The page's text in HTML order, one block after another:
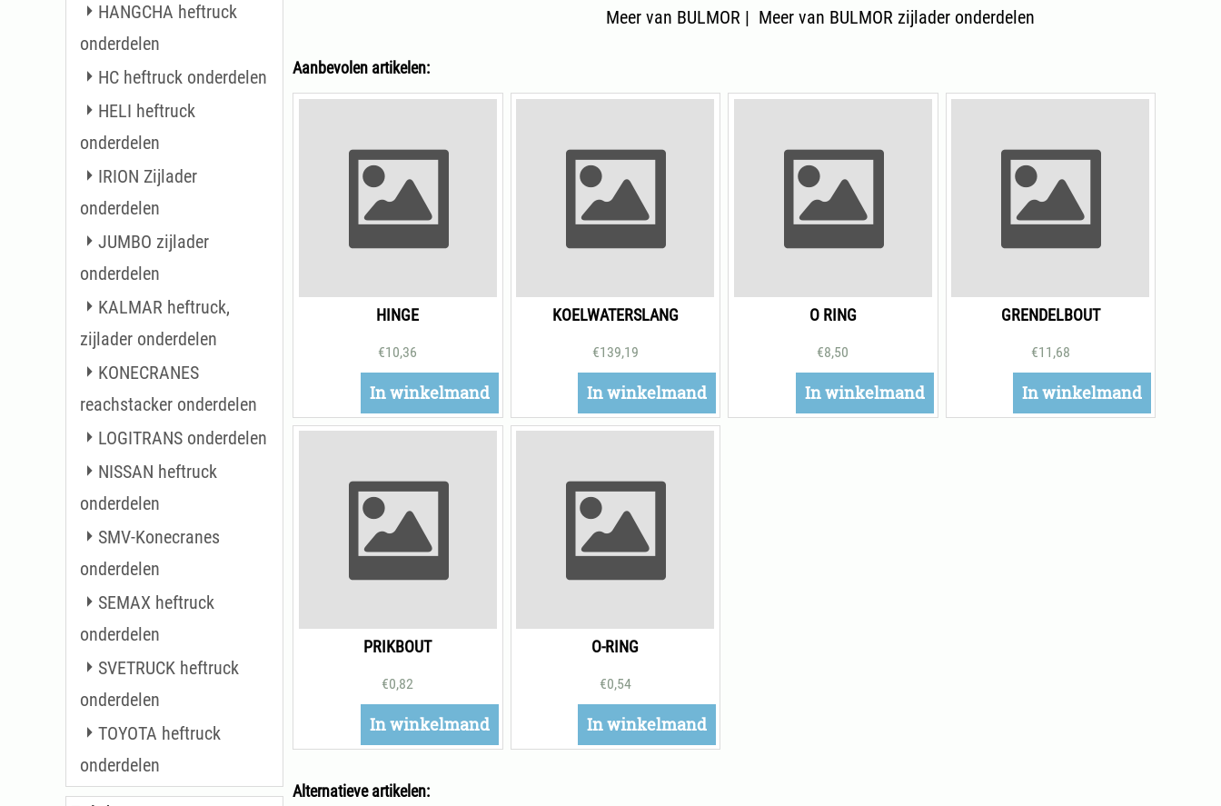
HANGCHA heftruck
onderdelen
HC heftruck onderdelen
HELI heftruck
onderdelen
IRION Zijlader
onderdelen
JUMBO zijlader
onderdelen
KALMAR heftruck,
zijlader onderdelen
KONECRANES
reachstacker onderdelen
LOGITRANS onderdelen
NISSAN heftruck
onderdelen
SMV-Konecranes
onderdelen
SEMAX heftruck
onderdelen
SVETRUCK heftruck
onderdelen
TOYOTA heftruck
onderdelen
Meer van BULMOR | Meer van BULMOR zijlader onderdelen
Aanbevolen artikelen:
HINGE
€10,36
In winkelmand
KOELWATERSLANG
€139,19
In winkelmand
O RING
€8,50
In winkelmand
GRENDELBOUT
€11,68
In winkelmand
PRIKBOUT
€0,82
In winkelmand
O-RING
€0,54
In winkelmand
Alternatieve artikelen: